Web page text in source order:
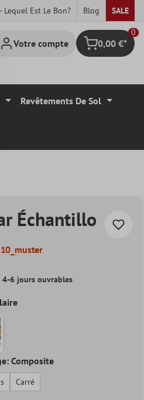
Lequel Est Le Bon? Blog SALE
Votre compte Panier
0
0,00 €*
Revêtements De Sol
Échantillo
6 jours ouvrables
Composite
Carré